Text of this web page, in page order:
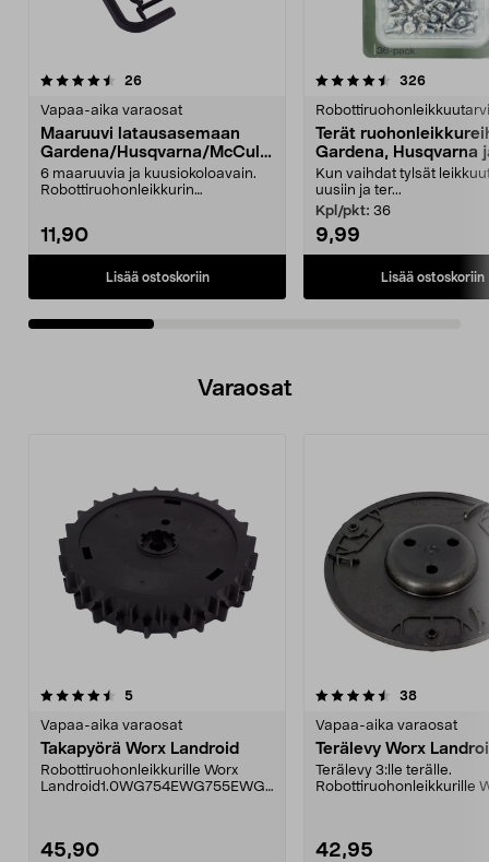
26arvostelut
Vapaa-aika varaosat
Maaruuvi latausasemaan
Gardena/Husqvarna/McCullo
ch
6 maaruuvia ja kuusiokoloavain.
Robottiruohonleikkurin
11,90
Lisää ostoskoriin
4.5viidestä
326arvostelut
Terät
Gardena, Husqvarna
McCulloch
Kun vaihdat tylsät
uusiin ja ter...
Kpl/pkt: 36
9,99
Lisää ostoskoriin
4.5viidestä
Varaosat
5arvostelut
Vapaa-aika varaosat
Takapyörä Worx Landroid
Robottiruohonleikkurille Worx
Landroid1.0WG754EWG755EWG7
45,90
4.5viidestä
38arvostelut
Vapaa-aika varaosat
Terälevy Worx
Terälevy 3:lle terälle.
Robottiruohonleikkurille
42,95
5.0viidestä